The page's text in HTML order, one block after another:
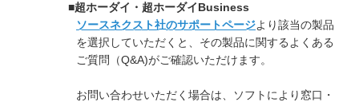
■超ホーダイ・超ホーダイBusiness
ソースネクスト社のサポートページより該当の製品
を選択していただくと、その製品に関するよくある
ご質問（Q&A)がご確認いただけます。
お問い合わせいただく場合は、ソフトにより窓口・